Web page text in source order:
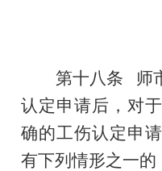
第十八条
师
认定申请后， 对
确的工伤认定申
有下列情形之一的